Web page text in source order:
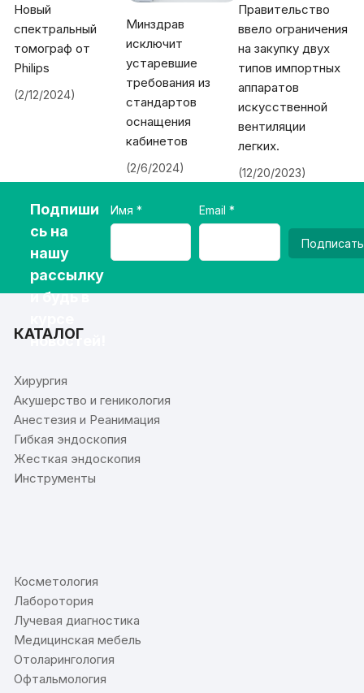
Новый
спектральный
томограф от
Philips
(2/12/2024)
Минздрав
исключит
устаревшие
требования из
стандартов
оснащения
кабинетов
(2/6/2024)
Правительство
ввело ограничения
на закупку двух
типов импортных
аппаратов
искусственной
вентиляции
легких.
(12/20/2023)
Подпиши
сь на
нашу
рассылку
и будь в
новостей!
Имя Email
КАТАЛОГ
Хирургия
Акушерство и геникология
Анестезия и Реанимация
Гибкая эндоскопия
Жесткая эндоскопия
Инструменты
Косметология
Лаборотория
Лучевая диагностика
Медицинская мебель
Отоларингология
Офтальмология